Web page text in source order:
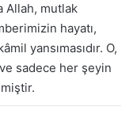
Allah, mutlak
hayatı,
yansımasıdır. O,
sadece her şeyin